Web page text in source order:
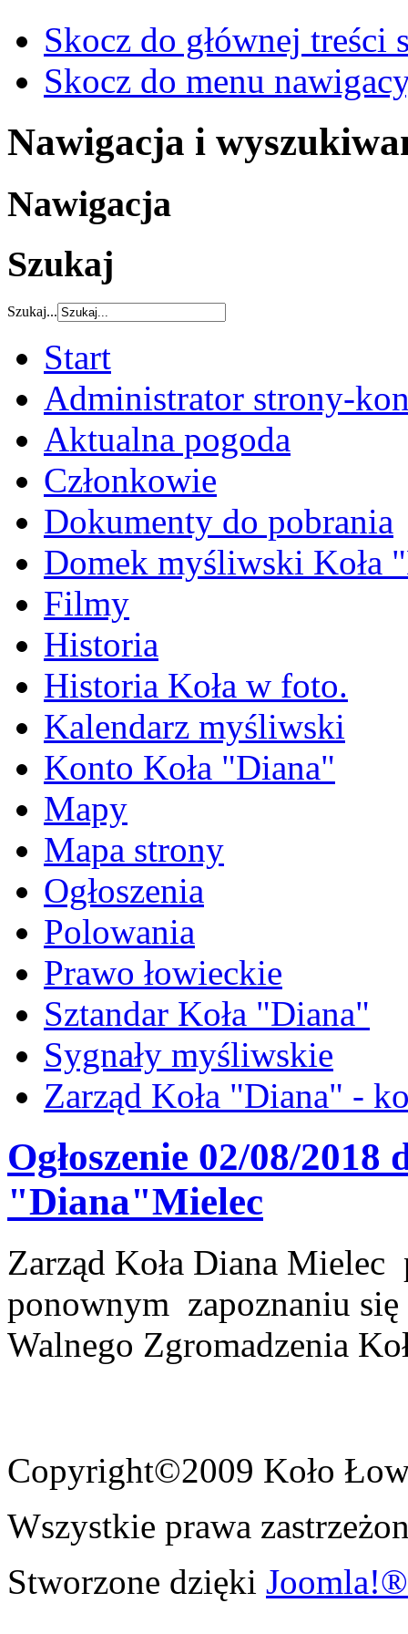
Skocz do głównej treści
Skocz do menu
Nawigacja i
Nawigacja
Szukaj
Szukaj...
Start
Administrator strony-
Aktualna pogoda
Członkowie
Dokumenty do pobrania
Domek myśliwski Koła
Filmy
Historia
Historia Koła w foto.
Kalendarz myśliwski
Konto Koła "Diana"
Mapy
Mapa strony
Ogłoszenia
Polowania
Prawo łowieckie
Sztandar Koła "Diana"
Sygnały myśliwskie
Zarząd Koła "Diana" -
Ogłoszenie 02/08/
"Diana"Mielec
Zarząd Koła Diana
ponownym zapoznaniu
Walnego Zgromadzenia
Copyright©2009 Koło
Wszystkie prawa
Stworzone dzięki Joomla!®